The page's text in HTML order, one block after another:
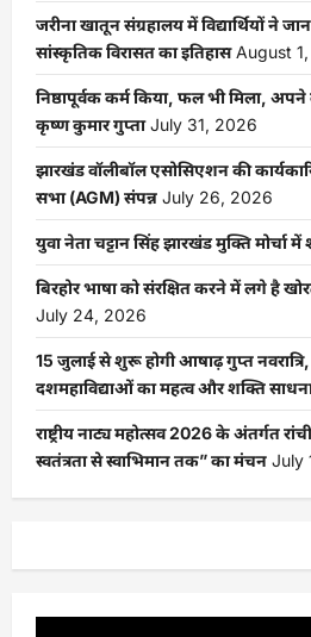
जरीना खातून संग्रहालय में विद्यार्थियों ने
सांस्कृतिक विरासत का इतिहास August
निष्ठापूर्वक कर्म किया, फल भी मिला, अपने
कृष्ण कुमार गुप्ता July 31, 2026
झारखंड वॉलीबॉल एसोसिएशन की
सभा (AGM) संपन्न July 26, 2026
युवा नेता चट्टान सिंह झारखंड मुक्ति मोर्चा में
बिरहोर भाषा को संरक्षित करने में लगे है
July 24, 2026
15 जुलाई से शुरू होगी आषाढ़ गुप्त
दशमहाविद्याओं का महत्व और शक्ति
राष्ट्रीय नाट्य महोत्सव 2026 के अंतर्गत
स्वतंत्रता से स्वाभिमान तक” का मंचन July